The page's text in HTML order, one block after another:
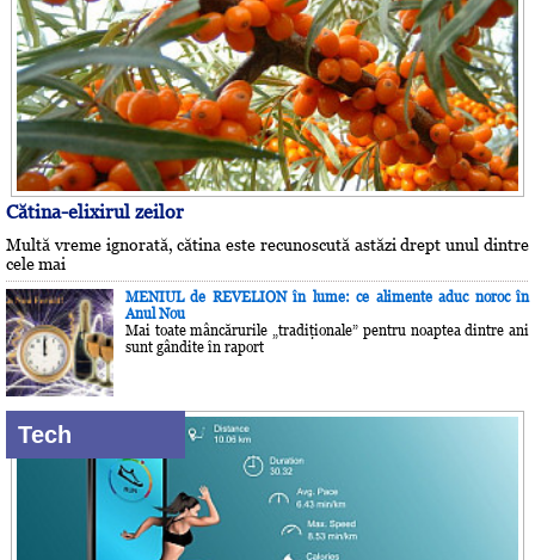
Cătina-elixirul zeilor
Multă vreme ignorată, cătina este recunoscută astăzi drept unul dintre
cele mai
MENIUL de REVELION în lume: ce alimente aduc noroc în
Anul Nou
Mai toate mâncărurile „tradiţionale” pentru noaptea dintre ani
sunt gândite în raport
Tech